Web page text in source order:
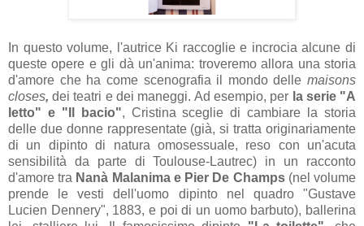
In questo volume, l'autrice Ki raccoglie e incrocia alcune di
queste opere e gli dà un'anima: troveremo allora una storia
d'amore che ha come scenografia il mondo delle maisons
closes,dei teatri e dei maneggi. Ad esempio, per la serie "A
letto" e "Il bacio", Cristina sceglie di cambiare la storia
delle due donne rappresentate (già, si tratta originariamente
di un dipinto di natura omosessuale, reso con un'acuta
sensibilità da parte di Toulouse-Lautrec) in un racconto
d'amore tra Nanà Malanima e Pier De Champs (nel volume
prende le vesti dell'uomo dipinto nel quadro "Gustave
Lucien Dennery", 1883, e poi di un uomo barbuto), ballerina